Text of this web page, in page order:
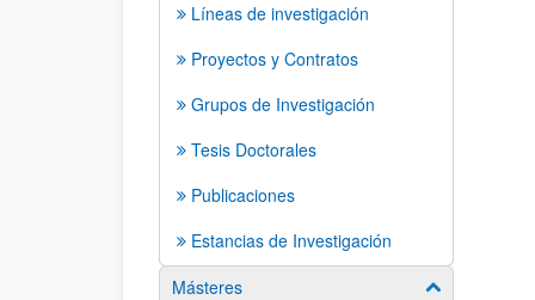
Líneas de investigación
Proyectos y Contratos
Grupos de Investigación
Tesis Doctorales
Publicaciones
Estancias de Investigación
Másteres
Mostrar/